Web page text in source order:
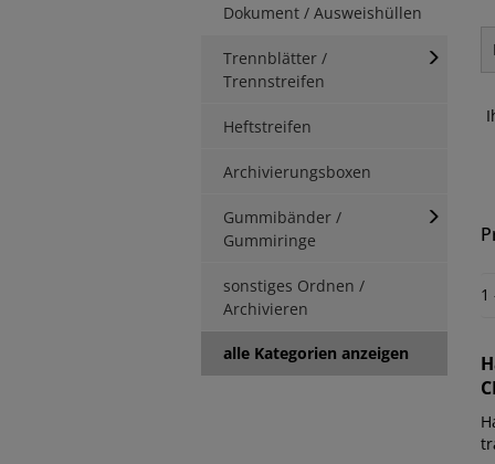
Dokument / Ausweishüllen
Trennblätter /
Trennstreifen
Heftstreifen
Archivierungsboxen
Gummibänder /
Gummiringe
sonstiges Ordnen /
Archivieren
alle Kategorien anzeigen
1